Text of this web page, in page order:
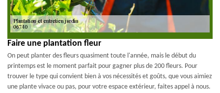
Faire une plantation fleur
On peut planter des fleurs quasiment toute l'année, mais le début du
printemps est le moment parfait pour gagner plus de 200 fleurs. Pour
trouver le type qui convient bien à vos nécessités et goûts, que vous aimiez
une plante vivace ou pas, pour votre espace extérieur, faites appel à nous.